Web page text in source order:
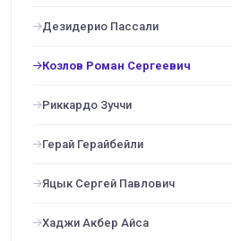
Дезидерио Пассали
Козлов Роман Сергеевич
Риккардо Зуччи
Герай Герайбейли
Яцык Сергей Павлович
Хаджи Акбер Айса